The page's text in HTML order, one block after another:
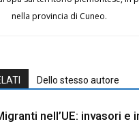
nella provincia di Cuneo.
Dello stesso autore
nell’UE: invasori e